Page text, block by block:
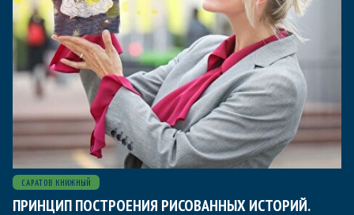
САРАТОВ КНИЖНЫЙ
ПРИНЦИП ПОСТРОЕНИЯ РИСОВАННЫХ ИСТОРИЙ.